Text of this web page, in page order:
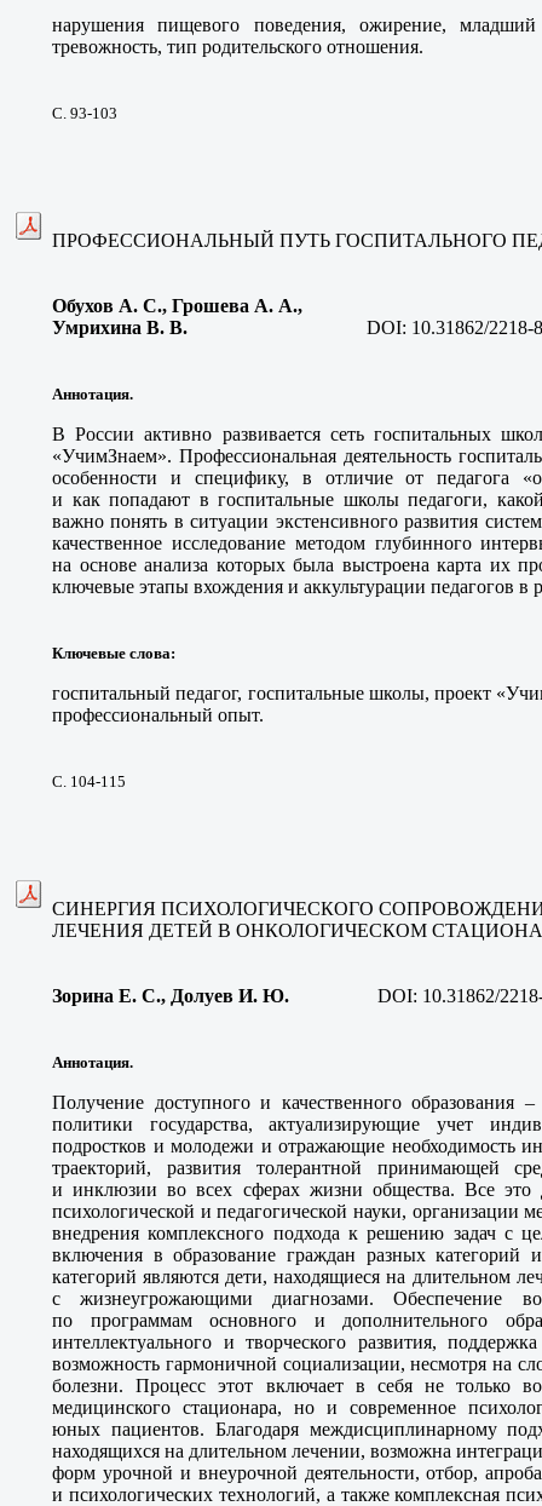
нарушения пищевого поведения, ожирение, младший
тревожность, тип родительского отношения.
С. 93-103
ПРОФЕССИОНАЛЬНЫЙ ПУТЬ ГОСПИТАЛЬНОГО
Обухов А. С., Грошева А. А.,
Умрихина В. В. DOI: 10.31862/2218-
Аннотация.
В России активно развивается сеть госпитальных
«УчимЗнаем». Профессиональная деятельность
особенности и специфику, в отличие от педагога
и как попадают в госпитальные школы педагоги,
важно понять в ситуации экстенсивного развития
качественное исследование методом глубинного
на основе анализа которых была выстроена карта их
ключевые этапы вхождения и аккультурации педагогов в
Ключевые слова:
госпитальный педагог, госпитальные школы, проект
профессиональный опыт.
С. 104-115
СИНЕРГИЯ ПСИХОЛОГИЧЕСКОГО
ЛЕЧЕНИЯ ДЕТЕЙ В ОНКОЛОГИЧЕСКОМ
Зорина Е. С., Долуев И. Ю. DOI: 10.31862/
Аннотация.
Получение доступного и качественного образования
политики государства, актуализирующие учет
подростков и молодежи и отражающие необходимость
траекторий, развития толерантной принимающей
и инклюзии во всех сферах жизни общества. Все это
психологической и педагогической науки, организации
внедрения комплексного подхода к решению задач с
включения в образование граждан разных
категорий являются дети, находящиеся на длительном
с жизнеугрожающими диагнозами. Обеспечение
по программам основного и дополнительного
интеллектуального и творческого развития,
возможность гармоничной социализации, несмотря на
болезни. Процесс этот включает в себя не только
медицинского стационара, но и современное
юных пациентов. Благодаря междисциплинарному
находящихся на длительном лечении, возможна
форм урочной и внеурочной деятельности, отбор,
и психологических технологий, а также комплексная